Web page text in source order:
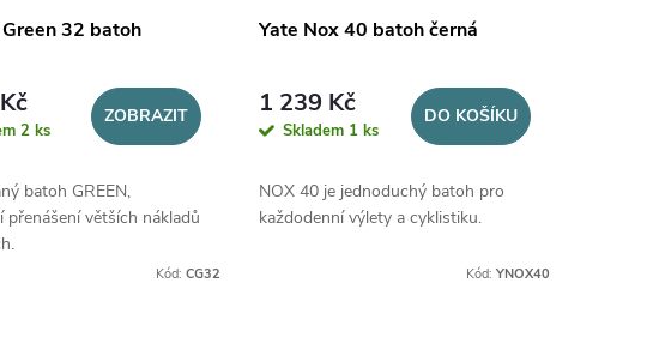
32 batoh
2 ks
ZOBRAZIT
batoh GREEN,
přenášení větších nákladů
Kód:CG32
Yate Nox 40 batoh černá
1 239 Kč
Skladem 1 ks
DO KOŠÍKU
NOX 40 je jednoduchý batoh pro
každodenní výlety a cyklistiku.
Kód: YNOX40